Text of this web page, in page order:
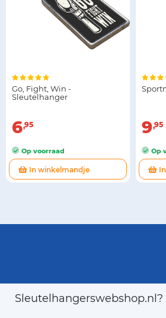
Go, Fight, Win -
Sleutelhanger
6 95
Op voorraad
In winkelmandje
9 95
Op
Sleutelhangerswebshop.nl?